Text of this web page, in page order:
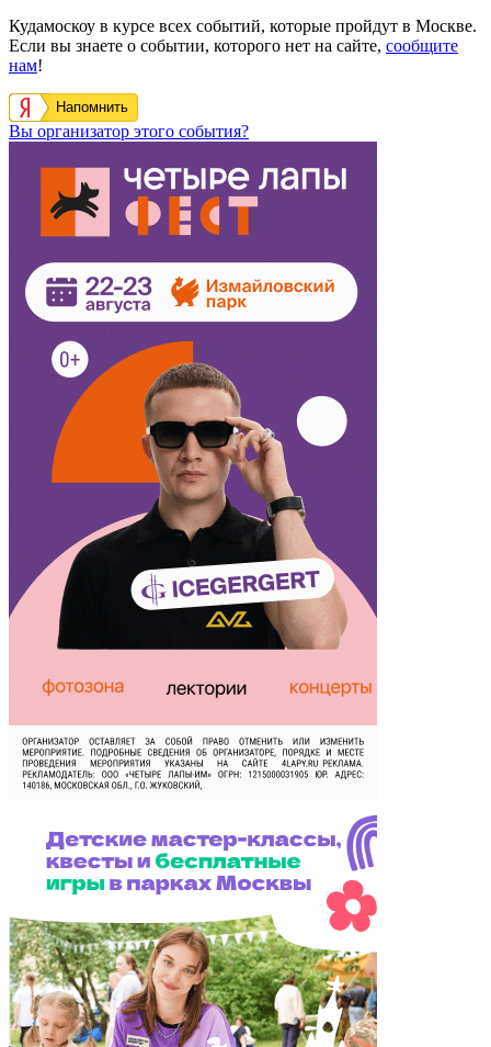
Кудамоскоу в курсе всех событий, которые пройдут в Москве.
Если вы знаете о событии, которого нет на сайте, сообщите
нам!
Напомнить
Вы организатор этого события?